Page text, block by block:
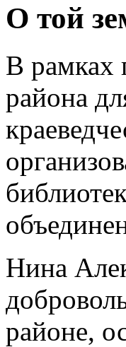
О той
В рамках
района
Нина
районе,